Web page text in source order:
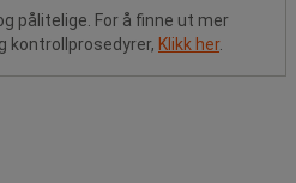
pålitelige. For å finne ut mer
kontrollprosedyrer, Klikk her.